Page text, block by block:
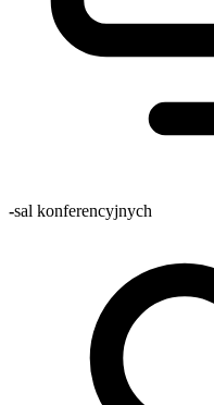
-sal konferencyjnych